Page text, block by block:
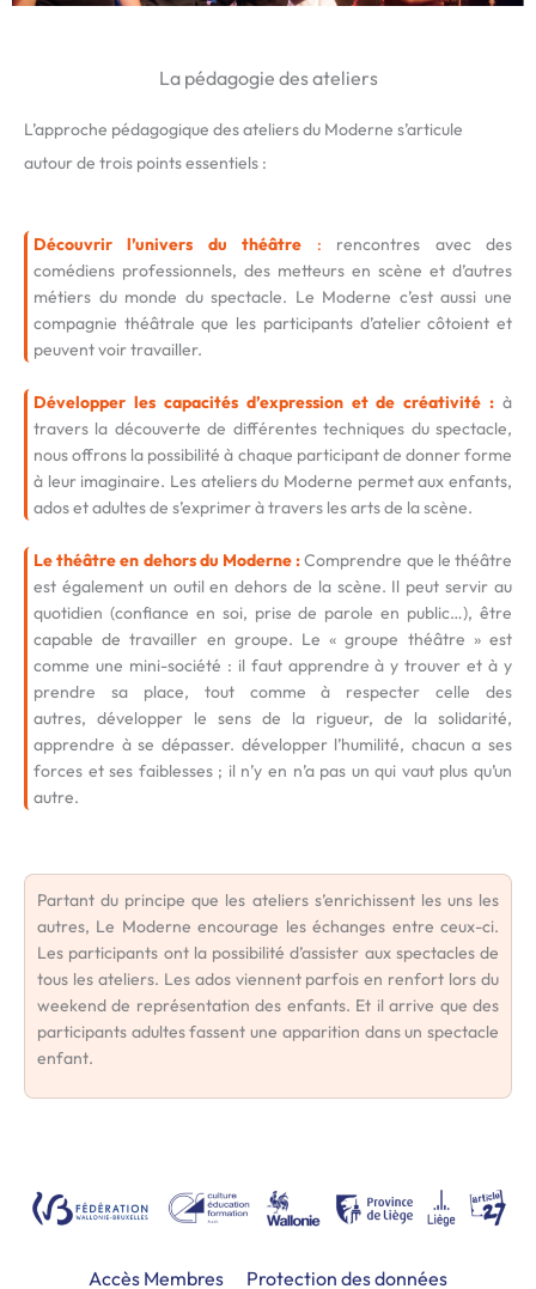
La pédagogie des ateliers
L’approche pédagogique des ateliers du Moderne s’articule
autour de trois points essentiels :
Découvrir l’univers du théâtre : rencontres avec des
comédiens professionnels, des metteurs en scène et d’autres
métiers du monde du spectacle. Le Moderne c’est aussi une
compagnie théâtrale que les participants d’atelier côtoient et
peuvent voir travailler.
Développer les capacités d’expression et de créativité : à
travers la découverte de différentes techniques du spectacle,
nous offrons la possibilité à chaque participant de donner forme
à leur imaginaire. Les ateliers du Moderne permet aux enfants,
ados et adultes de s’exprimer à travers les arts de la scène.
Le théâtre en dehors du Moderne :Comprendre que le théâtre
est également un outil en dehors de la scène. Il peut servir au
quotidien (confiance en soi, prise de parole en public…), être
capable de travailler en groupe. Le « groupe théâtre » est
comme une mini-société : il faut apprendre à y trouver et à y
prendre sa place, tout comme à respecter celle des
autres, développer le sens de la rigueur, de la solidarité,
apprendre à se dépasser. développer l’humilité, chacun a ses
forces et ses faiblesses ; il n’y en n’a pas un qui vaut plus qu’un
autre.
Partant du principe que les ateliers s’enrichissent les uns les
autres, Le Moderne encourage les échanges entre ceux-ci.
Les participants ont la possibilité d’assister aux spectacles de
tous les ateliers. Les ados viennent parfois en renfort lors du
weekend de représentation des enfants. Et il arrive que des
participants adultes fassent une apparition dans un spectacle
enfant.
Accès Membres Protection des données